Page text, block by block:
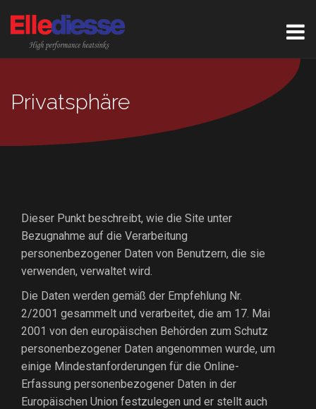
Privatsphäre
Dieser Punkt beschreibt, wie die Site unter
Bezugnahme auf die Verarbeitung
personenbezogener Daten von Benutzern, die sie
verwenden, verwaltet wird.
Die Daten werden gemäß der Empfehlung Nr.
2/2001 gesammelt und verarbeitet, die am 17. Mai
2001 von den europäischen Behörden zum Schutz
personenbezogener Daten angenommen wurde, um
einige Mindestanforderungen für die Online-
Erfassung personenbezogener Daten in der
Europäischen Union festzulegen und er stellt auch